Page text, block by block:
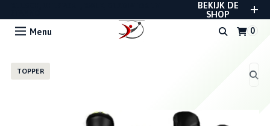
BEKIJK DE
SHOP
Menu
TOPPER